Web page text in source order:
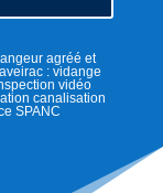
agréé et
: vidange
vidéo
canalisation
SPANC